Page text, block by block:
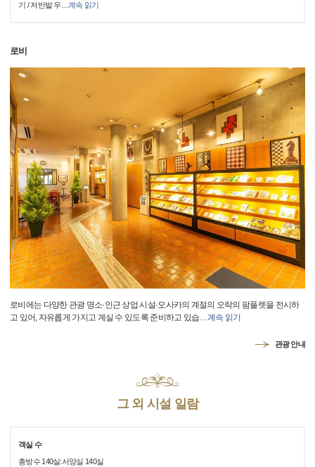
기 / 저반발 우… 계속 읽기
로비
로비에는 다양한 관광 명소·인근 상업 시설·오사카의 계절의 오락의 팜플렛을 전시하
고 있어, 자유롭게 가지고 계실 수 있도록 준비하고 있습…계속 읽기
관광 안내
그 외 시설 일람
객실 수
총방수 140실:서양실 140실